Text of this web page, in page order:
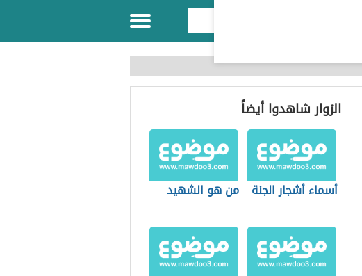
الزوار شاهدوا أيضاً
أسماء أشجار الجنة من هو الشهيد